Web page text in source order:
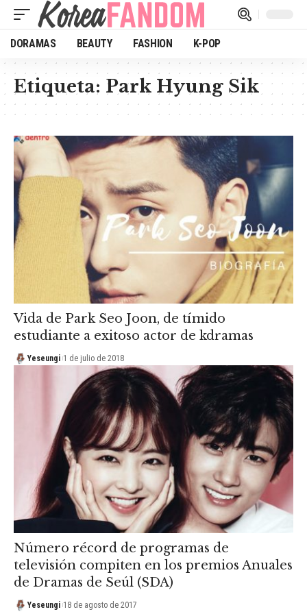
DORAMAS BEAUTY FASHION K-POP
Etiqueta: Park Hyung Sik
Vida de Park Seo Joon, de tímido
estudiante a exitoso actor de kdramas
Yeseungi 1 de julio de 2018
Número récord de programas de
televisión compiten en los premios Anuales
de Dramas de Seúl (SDA)
Yeseungi 18 de agosto de 2017